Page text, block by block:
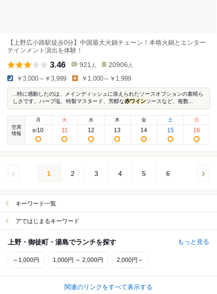
【上野広小路駅徒歩0分】中国最大火鍋チェーン！本格火鍋とエンター
テインメント演出を体験！
3.46 921 人 20906 人
￥3,000～￥3,999 ￥1,000～￥1,999
...特に感動したのは、メインディッシュに添えられたソースオプションの素晴ら
しさです。ハーブ塩、特製マスタード、芳醇な赤ワインソースなど、複数...
空席
情報
月
8/10
火
11
水
12
木
13
金
14
土
15
日
16
1 2 3 4 5 6
キーワード一覧
アではじまるキーワード
上野・御徒町・湯島でランチを探す もっと見る
～1,000円 1,000円 ～ 2,000円 2,000円～
関連のリンクをすべて表示する